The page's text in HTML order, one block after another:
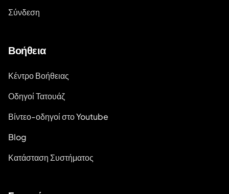
Σύνδεση
Βοήθεια
Κέντρο Βοήθειας
Οδηγοί Τατουάζ
Βίντεο-οδηγοί στο Youtube
Blog
Κατάσταση Συστήματος